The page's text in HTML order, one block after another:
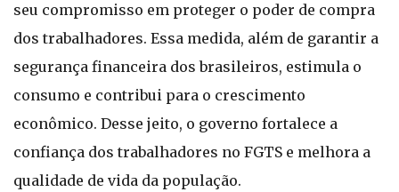
seu compromisso em proteger o poder de compra
dos trabalhadores. Essa medida, além de garantir a
segurança financeira dos brasileiros, estimula o
consumo e contribui para o crescimento
econômico. Desse jeito, o governo fortalece a
confiança dos trabalhadores no FGTS e melhora a
qualidade de vida da população.